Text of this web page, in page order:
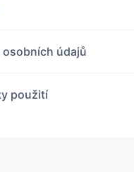
osobních údajů
použití